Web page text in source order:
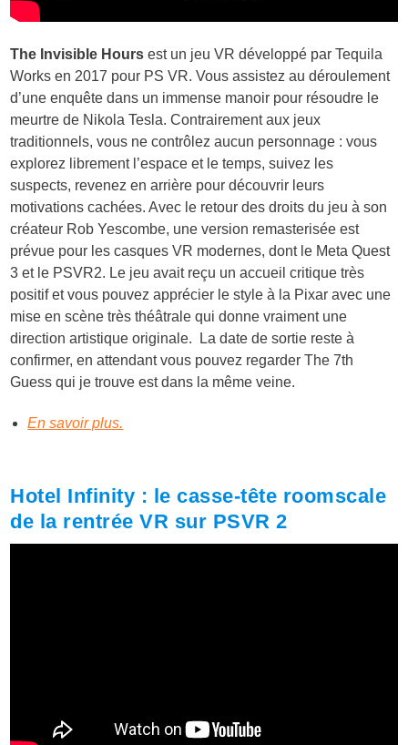
The Invisible Hours est un jeu VR développé par Tequila
Works en 2017 pour PS VR. Vous assistez au déroulement
d’une enquête dans un immense manoir pour résoudre le
meurtre de Nikola Tesla. Contrairement aux jeux
traditionnels, vous ne contrôlez aucun personnage : vous
explorez librement l’espace et le temps, suivez les
suspects, revenez en arrière pour découvrir leurs
motivations cachées. Avec le retour des droits du jeu à son
créateur Rob Yescombe, une version remasterisée est
prévue pour les casques VR modernes, dont le Meta Quest
3 et le PSVR2. Le jeu avait reçu un accueil critique très
positif et vous pouvez apprécier le style à la Pixar avec une
mise en scène très théâtrale qui donne vraiment une
direction artistique originale. La date de sortie reste à
confirmer, en attendant vous pouvez regarder The 7th
Guess qui je trouve est dans la même veine.
En savoir plus.
Hotel Infinity : le casse-tête roomscale
de la rentrée VR sur PSVR 2